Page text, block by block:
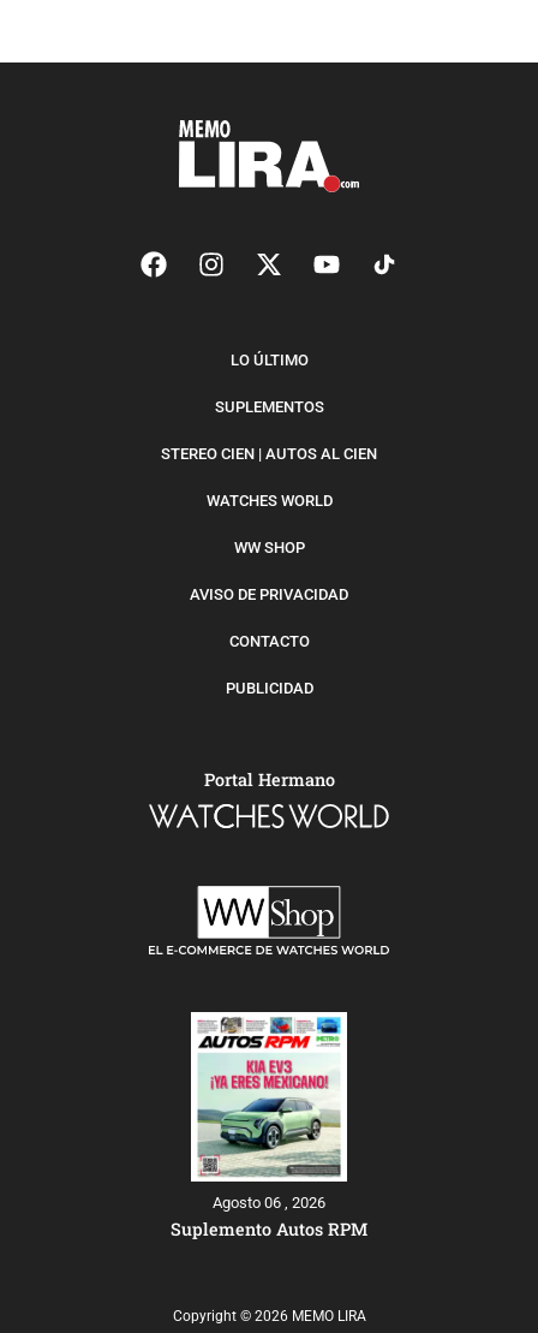
LO ÚLTIMO
SUPLEMENTOS
STEREO CIEN | AUTOS AL CIEN
WATCHES WORLD
WW SHOP
AVISO DE PRIVACIDAD
CONTACTO
PUBLICIDAD
Portal Hermano
Agosto 06 , 2026
Suplemento Autos RPM
Copyright © 2026 MEMO LIRA